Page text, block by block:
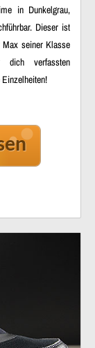
in Dunkelgrau,
Dieser ist
Max seiner Klasse
verfassten